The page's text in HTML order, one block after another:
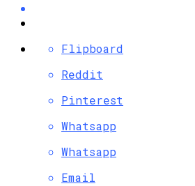
Flipboard
Reddit
Pinterest
Whatsapp
Whatsapp
Email